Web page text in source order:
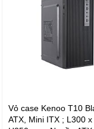
Vỏ case Kenoo T10
ATX, Mini ITX ; L300